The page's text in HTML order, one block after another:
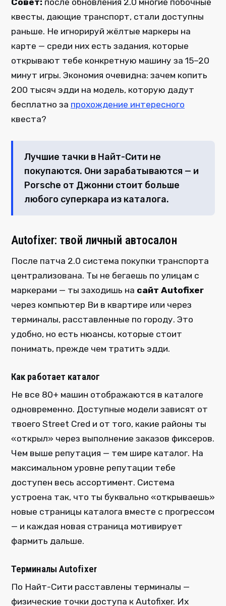
квесты, дающие транспорт, стали доступны
раньше. Не игнорируй жёлтые маркеры на
карте — среди них есть задания, которые
открывают тебе конкретную машину за 15–20
минут игры. Экономия очевидна: зачем копить
200 тысяч эдди на модель, которую дадут
бесплатно за прохождение интересного
квеста?
Лучшие тачки в Найт-Сити не
покупаются. Они зарабатываются — и
Porsche от Джонни стоит больше
любого суперкара из каталога.
Autofixer: твой личный автосалон
После патча 2.0 система покупки транспорта
централизована. Ты не бегаешь по улицам с
маркерами — ты заходишь на сайт Autofixer
через компьютер Ви в квартире или через
терминалы, расставленные по городу. Это
удобно, но есть нюансы, которые стоит
понимать, прежде чем тратить эдди.
Как работает каталог
Не все 80+ машин отображаются в каталоге
одновременно. Доступные модели зависят от
твоего Street Cred и от того, какие районы ты
«открыл» через выполнение заказов фиксеров.
Чем выше репутация — тем шире каталог. На
максимальном уровне репутации тебе
доступен весь ассортимент. Система
устроена так, что ты буквально «открываешь»
новые страницы каталога вместе с прогрессом
— и каждая новая страница мотивирует
фармить дальше.
Терминалы Autofixer
По Найт-Сити расставлены терминалы —
физические точки доступа к Autofixer. Их